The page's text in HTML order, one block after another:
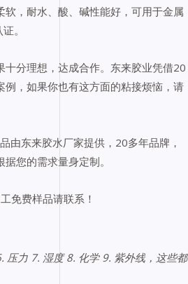
，耐水、酸、碱性能好，可用于金属
。
分理想，达成合作。东来胶业凭借20
，如果你也有这方面的粘接烦恼，请
由东来胶水厂家提供，20多年品牌，
您的需求量身定制。
免费样品请联系！
压力 7. 湿度 8. 化学 9. 紫外线，这些都